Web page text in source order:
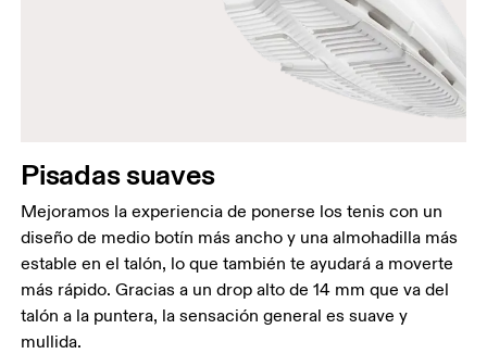
Pisadas suaves
Mejoramos la experiencia de ponerse los tenis con un
diseño de medio botín más ancho y una almohadilla más
estable en el talón, lo que también te ayudará a moverte
más rápido. Gracias a un drop alto de 14 mm que va del
talón a la puntera, la sensación general es suave y
mullida.